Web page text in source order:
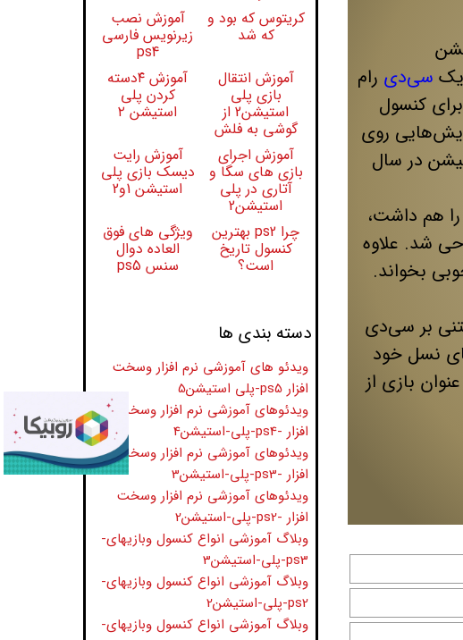
سی‌دی رام
کنسول
تغییرات و ویرایش‌هایی روی
در سال
هم داشت،
شد. علاوه
بخواند.
بر سی‌دی
نسل خود
را داشته باشد، و تا ۲۰ ژوئیه ۲۰۰۸(۳۰ تیر ۱۳۸۷) بالغ بر ۱۰۲ میلیون دستگاه همراه با ۷۹۱۸ عنوان بازی از
کریتوس که بود و
که شد
آموزش نصب
زیرنویس فارسی
ps4
آموزش انتقال
بازی پلی
استیشن2 از
گوشی به فلش
آموزش ۴دسته
کردن پلی
استیشن ۲
آموزش اجرای
بازی های سگا و
آتاری در پلی
استیشن2
آموزش رایت
دیسک بازی پلی
استیشن 1و2
چرا ps2 بهترین
کنسول تاریخ
است؟
ویژگی های فوق
العاده دوال
سنس ps5
دسته بندی ها
ویدئو های آموزشی نرم افزار وسخت
افزار ps5-پلی استیشن5
ویدئوهای آموزشی نرم افزار وسخت
افزار -ps4-پلی-استیشن4
ویدئوهای آموزشی نرم افزار وسخت
افزار -ps3-پلی-استیشن3
ویدئوهای آموزشی نرم افزار وسخت
افزار -ps2-پلی-استیشن2
وبلاگ آموزشی انواع کنسول وبازیهای-
ps3-پلی-استیشن3
وبلاگ آموزشی انواع کنسول وبازیهای-
ps2-پلی-استیشن2
وبلاگ آموزشی انواع کنسول وبازیهای-